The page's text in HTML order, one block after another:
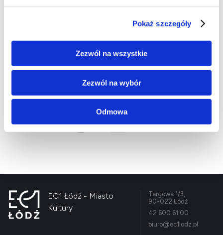
Pokaż szczegóły
Zezwól na wszystkie
Zezwól na wybór
Odmowa
Zapraszamy serdecznie uczniów oraz nauczycieli.
Bądźcie gotowi na wyjątkową podróż przez galaktyki!
przyznanych przez Ministra Edukacji i Nauki w ramach
Programu „Społeczna odpowiedzialność nauki II”
EC1 Łódź - Miasto
Kultury
Targowa 1/3,
90-022 Łódź
42 600 61 00
biuro@ec1lodz.pl